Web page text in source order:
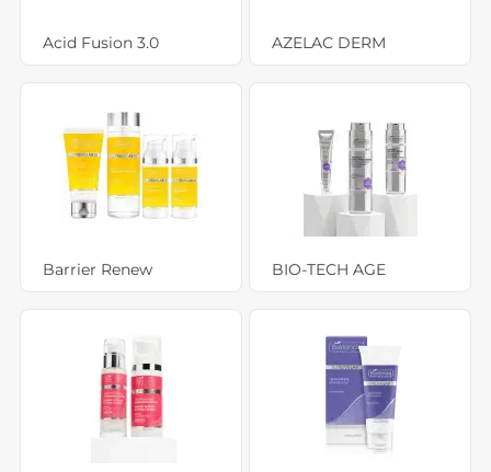
Acid Fusion 3.0 AZELAC DERM
Barrier Renew BIO-TECH AGE